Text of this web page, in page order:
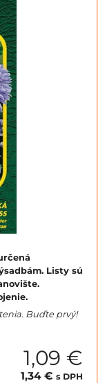
Listy sú
Buďte prvý!
1,09 €
1,34 € s DPH